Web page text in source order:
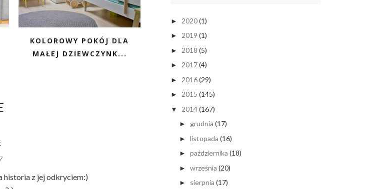
KOLOROWY POKÓJ DLA
MAŁEJ DZIEWCZYNK...
historia z jej odkryciem:)
► 2020(1)
► 2019 (1)
► 2018 (5)
► 2017(4)
► 2016(29)
► 2015 (145)
▼ 2014(167)
► grudnia (17)
► listopada (16)
► października (18)
► września (20)
► sierpnia (17)